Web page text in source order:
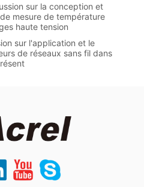
sur la conception et
mesure de température
haute tension
sur l'application et le
de réseaux sans fil dans